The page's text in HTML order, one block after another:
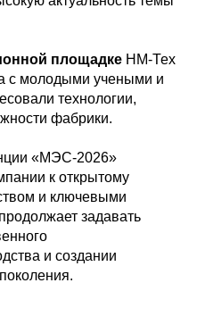
площадке НМ-Тех
с молодыми учеными и
технологии,
фабрики.
«МЭС-2026»
к открытому
и ключевыми
задавать
и создании